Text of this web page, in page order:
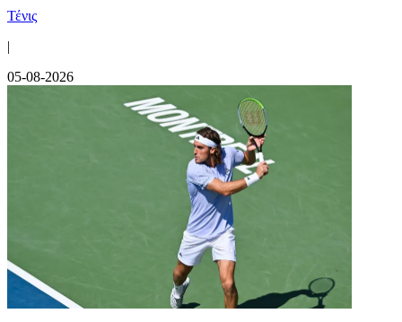
Τένις
|
05-08-2026